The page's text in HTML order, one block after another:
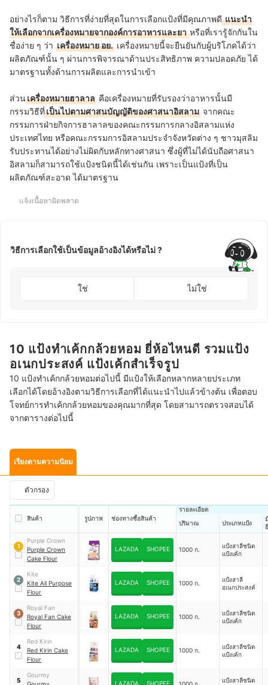
อย่างไรก็ตาม วิธีการที่ง่ายที่สุดในการเลือกแป้งที่มีคุณภาพดีแนะนำ
ให้เลือกจากเครื่องหมายจากองค์การอาหารและยาหรือที่เรารู้จักกันใน
ชื่อง่าย ๆ ว่า เครื่องหมาย อย. เครื่องหมายนี้จะยืนยันกับผู้บริโภคได้ว่า
ผลิตภัณฑ์นั้น ๆ ผ่านการพิจารณาด้านประสิทธิภาพ ความปลอดภัย ได้
มาตรฐานทั้งด้านการผลิตและการนำเข้า
ส่วนเครื่องหมายฮาลาล คือเครื่องหมายที่รับรองว่าอาหารนั้นมี
กรรมวิธีที่เป็นไปตามศาสนบัญญัติของศาสนาอิสลาม จากคณะ
กรรมการฝ่ายกิจการฮาลาลของคณะกรรมการกลางอิสลามแห่ง
ประเทศไทย หรือคณะกรรมการอิสลามประจำจังหวัดต่าง ๆ ชาวมุสลิม
รับประทานได้อย่างไม่ผิดกับหลักทางศาสนา ซึ่งผู้ที่ไม่ได้นับถือศาสนา
อิสลามก็สามารถใช้แป้งชนิดนี้ได้เช่นกัน เพราะเป็นแป้งที่เป็น
ผลิตภัณฑ์สะอาด ได้มาตรฐาน
แจ้งเนื้อหาผิดพลาด
วิธีการเลือกใช้เป็นข้อมูลอ้างอิงได้หรือไม่ ?
ใช่ ไม่ใช่
10 แป้งทําเค้กกล้วยหอม ยี่ห้อไหนดี รวมแป้ง
อเนกประสงค์ แป้งเค้กสำเร็จรูป
10 แป้งทำเค้กกล้วยหอมต่อไปนี้ มีแป้งให้เลือกหลากหลายประเภท
เลือกได้โดยอ้างอิงตามวิธีการเลือกที่ได้แนะนำไปแล้วข้างต้น เพื่อตอบ
โจทย์การทำเค้กกล้วยหอมของคุณมากที่สุด โดยสามารถตรวจสอบได้
จากตารางต่อไปนี้
เรียงตามความนิยม
ตัวกรอง
สินค้า รูปภาพ ช่องทางซื้อสินค้า
รายละเอียด
ปริมาณ
ประเภทแป้ง
1
Purple Crown
Purple Crown
Cake Flour
LAZADA SHOPEE 1000 ก.
แป้งสาลีชนิด
แป้งเค้ก
2
Kite
Kite All Purpose
Flour
LAZADA SHOPEE 1000 ก.
แป้งสาลี
อเนกประสงค์
3
Royal Fan
Royal Fan Cake
Flour
LAZADA SHOPEE 1000 ก.
แป้งสาลีชนิด
แป้งเค้ก
4
Red Kirin
Red Kirin Cake
Flour
LAZADA SHOPEE 1000 ก.
แป้งสาลีชนิด
แป้งเค้ก
5
Gourmy
LAZADA SHOPEE
แป้งสาลีชนิด